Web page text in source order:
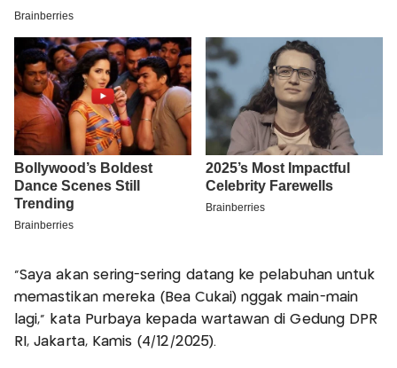
"Saya akan sering-sering datang ke pelabuhan untuk
memastikan mereka (Bea Cukai) nggak main-main
lagi," kata Purbaya kepada wartawan di Gedung DPR
RI, Jakarta, Kamis (4/12/2025).